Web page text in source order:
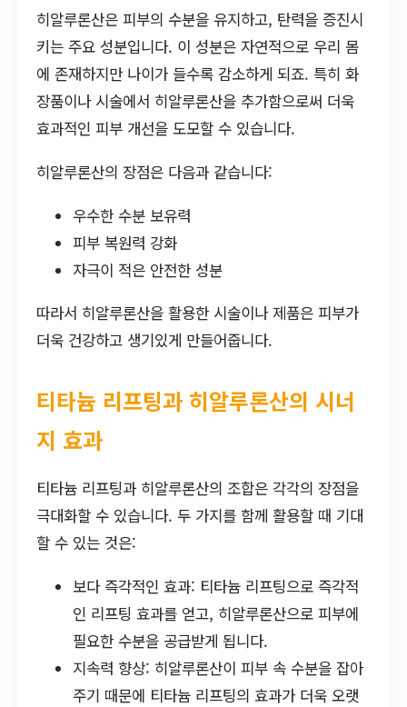
히알루론산은 피부의 수분을 유지하고, 탄력을 증진시
키는 주요 성분입니다. 이 성분은 자연적으로 우리 몸
에 존재하지만 나이가 들수록 감소하게 되죠. 특히 화
장품이나 시술에서 히알루론산을 추가함으로써 더욱
효과적인 피부 개선을 도모할 수 있습니다.
히알루론산의 장점은 다음과 같습니다:
우수한 수분 보유력
피부 복원력 강화
자극이 적은 안전한 성분
따라서 히알루론산을 활용한 시술이나 제품은 피부가
더욱 건강하고 생기있게 만들어줍니다.
티타늄 리프팅과 히알루론산의 시너
지 효과
티타늄 리프팅과 히알루론산의 조합은 각각의 장점을
극대화할 수 있습니다. 두 가지를 함께 활용할 때 기대
할 수 있는 것은:
보다 즉각적인 효과: 티타늄 리프팅으로 즉각적
인 리프팅 효과를 얻고, 히알루론산으로 피부에
필요한 수분을 공급받게 됩니다.
지속력 향상: 히알루론산이 피부 속 수분을 잡아
주기 때문에 티타늄 리프팅의 효과가 더욱 오랫